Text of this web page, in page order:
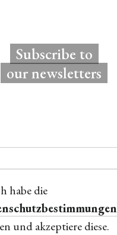
Subscribe to
our newsletters
habe die
und akzeptiere diese.